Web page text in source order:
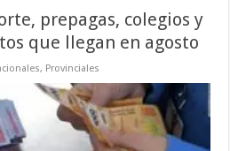
prepagas, colegios y
que llegan en agosto
, Provinciales